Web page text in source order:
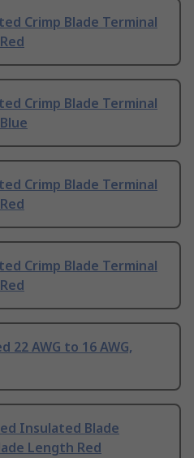
Crimp Blade Terminal
Crimp Blade Terminal
Crimp Blade Terminal
Crimp Blade Terminal
22 AWG to 16 AWG,
Insulated Blade
Length Red